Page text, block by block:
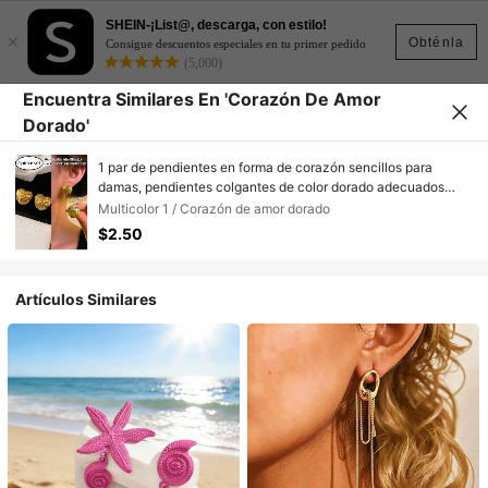
Obténla
×
SHEIN-¡List@, descarga, con estilo!
Consigue descuentos especiales en tu primer pedido
(5,000)
Encuentra Similares En 'Corazón De Amor
Dorado'
1 par de pendientes en forma de corazón sencillos para
damas, pendientes colgantes de color dorado adecuados
para uso diario, festivales y regalo del Día de San Valentín
Multicolor 1 / Corazón de amor dorado
$2.50
Artículos Similares